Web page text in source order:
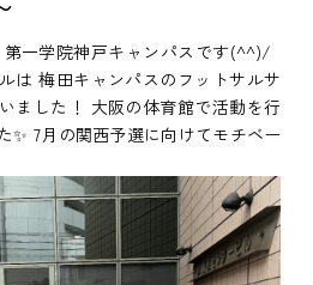
一学院神戸キャンパスです(^^)/
は 梅田キャンパスのフットサルサ
ました！ 大阪の体育館で活動を行
✨ 7月の関西予選に向けてモチベー